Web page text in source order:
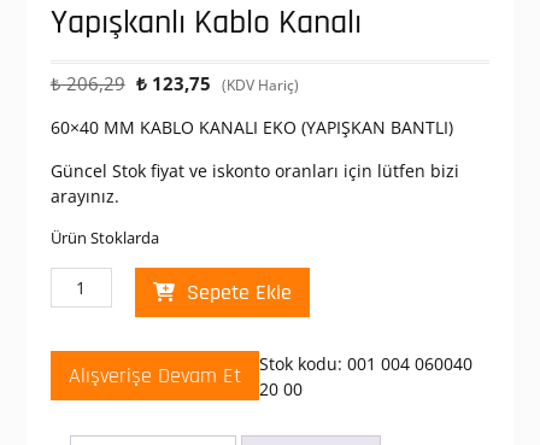
Yapışkanlı Kablo Kanalı
₺206,29 Orijinal
₺ 206,29.
₺123,75 Şu
fiyat:
₺ 123,75.
(KDV Hariç)
60×40 MM KABLO KANALI EKO (YAPIŞKAN BANTLI)
Güncel Stok fiyat ve iskonto oranları için lütfen bizi
arayınız.
Ürün Stoklarda
Mutlusan
60X40
Yapışkanlı
Kablo
Kanalı
adet
Sepete Ekle
Alışverişe Devam Et Stok kodu: 001 004 060040
20 00